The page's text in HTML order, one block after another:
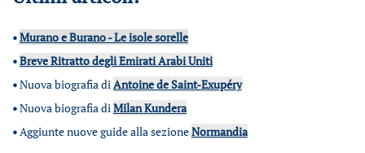
•Murano e Burano - Le isole sorelle
•Breve Ritratto degli Emirati Arabi Uniti
•Nuova biografia diAntoine de Saint-Exupéry
•Nuova biografia diMilan Kundera
•Aggiunte nuove guide alla sezioneNormandia